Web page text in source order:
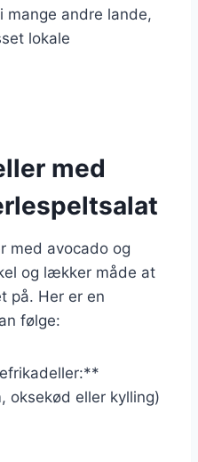
mange andre lande,
lokale
med
med avocado og
og lækker måde at
på. Her er en
følge:
oksekød eller kylling)